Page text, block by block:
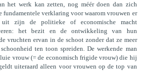
het werk kan zetten, nog méér doen dan zich
fundamentele verklaring voor waarom vrouwen er
zijn de politieke of economische macht
het bezit en de ontwikkeling van hun
vruchten ervan in de schoot zonder dat ze meer
ten toon spreiden. De werkende man
luie vrouw (= de economisch frigide vrouw) die hij
uiteraard alleen voor vrouwen op de top van